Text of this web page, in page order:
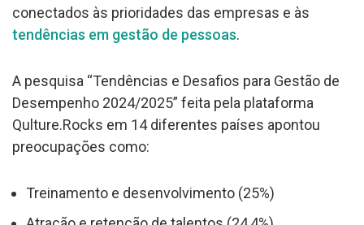
conectados às prioridades das empresas e às
tendências em gestão de pessoas.
A pesquisa “Tendências e Desafios para Gestão de
Desempenho 2024/2025” feita pela plataforma
Qulture.Rocks em 14 diferentes países apontou
preocupações como:
Treinamento e desenvolvimento (25%)